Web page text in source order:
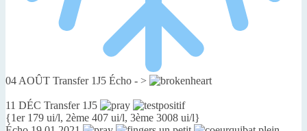
04 AOÛT Transfer 1J5 Écho - >
11 DÉC Transfer 1J5
{1er 179 ui/l, 2ème 407 ui/l, 3ème 3008 ui/l}